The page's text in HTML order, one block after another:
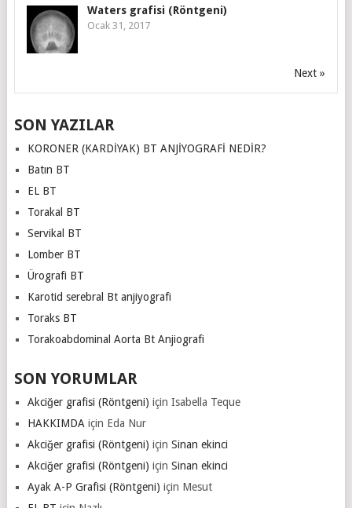
Waters grafisi (Röntgeni)
Ocak 31, 2017
Next »
SON YAZILAR
KORONER (KARDİYAK) BT ANJİYOGRAFİ NEDİR?
Batın BT
EL BT
Torakal BT
Servikal BT
Lomber BT
Ürografi BT
Karotid serebral Bt anjiyografi
Toraks BT
Torakoabdominal Aorta Bt Anjiografi
SON YORUMLAR
Akciğer grafisi (Röntgeni) için Isabella Teque
HAKKIMDA için Eda Nur
Akciğer grafisi (Röntgeni) için Sinan ekinci
Akciğer grafisi (Röntgeni) için Sinan ekinci
Ayak A-P Grafisi (Röntgeni) için Mesut